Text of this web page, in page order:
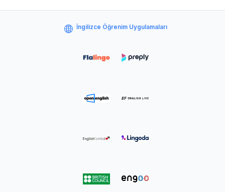
İngilizce Öğrenim Uygulamaları